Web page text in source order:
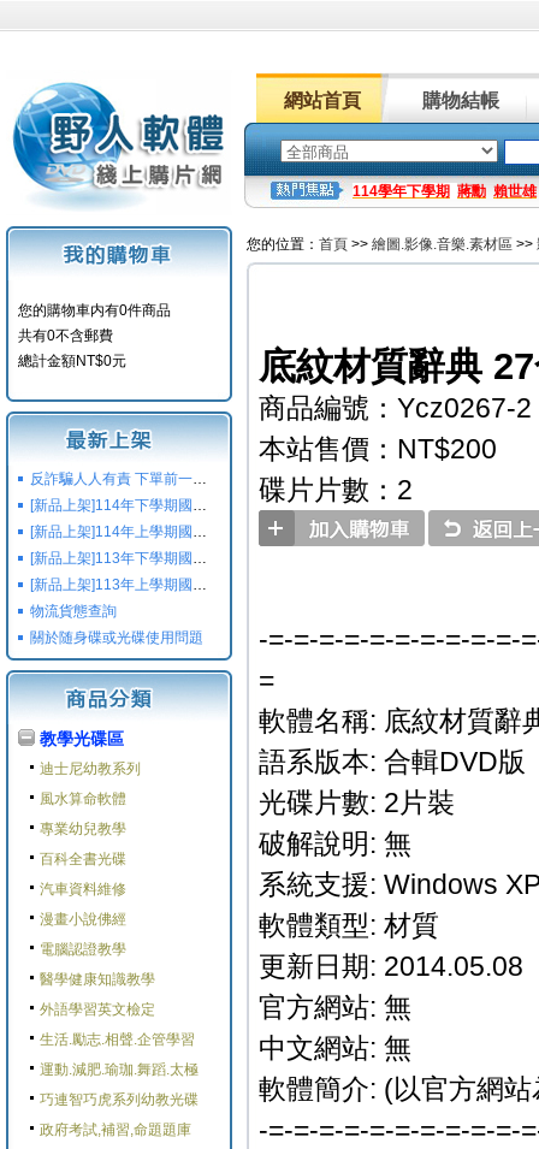
網站首頁 購物結帳
114學年下學期 蔣勳 賴世雄
您的購物車内有0件商品
共有0不含郵費
總計金額NT$0元
反詐騙人人有責 下單前一定要注意
[新品上架]114年下學期國小國中高中命題光碟,校用卷,習作
[新品上架]114年上學期國小國中高中命題光碟,校用卷,習作
[新品上架]113年下學期國小國中高中命題光碟,校用卷,習作
[新品上架]113年上學期國小國中高中命題光碟,校用卷,習作
物流貨態查詢
關於随身碟或光碟使用問題
教學光碟區
迪士尼幼教系列
風水算命軟體
專業幼兒教學
百科全書光碟
汽車資料維修
漫畫小說佛經
電腦認證教學
醫學健康知識教學
外語學習英文檢定
生活.勵志.相聲.企管學習
運動.減肥.瑜珈.舞蹈.太極
巧連智巧虎系列幼教光碟
政府考試,補習,命題題庫
您的位置： 首頁 >> 繪圖.影像.音樂.素材區 >>
底紋材質辭典
商品編號：Ycz0267-2
本站售價：NT$200
碟片片數：2
-=-=-=-=-=-=-=-=-=-=-
=
軟體名稱: 底紋材質辭
語系版本: 合輯DVD版
光碟片數: 2片裝
破解說明: 無
系統支援: Windows
軟體類型: 材質
更新日期: 2014.05.08
官方網站: 無
中文網站: 無
軟體簡介: (以官方網站
-=-=-=-=-=-=-=-=-=-=-